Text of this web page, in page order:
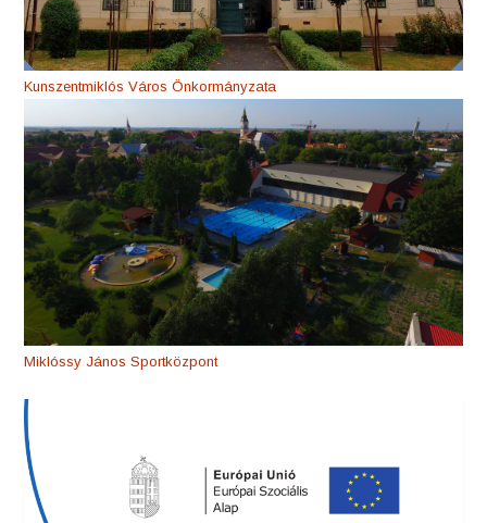
Kunszentmiklós Város Önkormányzata
Miklóssy János Sportközpont